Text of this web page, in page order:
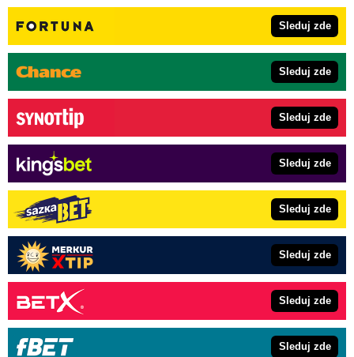
Sleduj zde
Sleduj zde
Sleduj zde
Sleduj zde
Sleduj zde
Sleduj zde
Sleduj zde
Sleduj zde